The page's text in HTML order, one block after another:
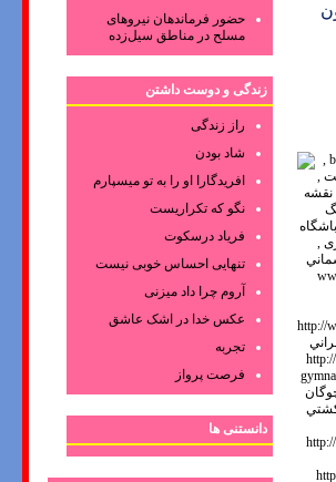
حضور فرماندهان نیروهای
مسلح در مناطق سیل‌زده
زندگی و دوست داشتن
راز زندگی
شاد بودن
افریدگارا او را به تو میسپارم
نگو که تکراریست
فریاد درسکوت
تنهایی احساس خوبی نیست
آروم چرا داد میزنی
عکس‌ خدا در اشک‌ عاشق‌
تجربه
فرصت پرواز
دانستنی ها